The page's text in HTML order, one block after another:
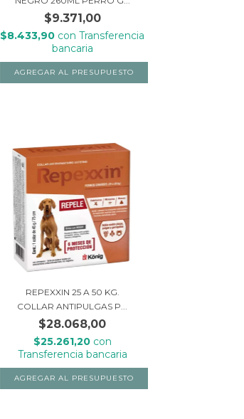
$9.371,00
$8.433,90 con Transferencia
bancaria
REPEXXIN 25 A 50 KG.
COLLAR ANTIPULGAS P...
$28.068,00
$25.261,20 con
Transferencia bancaria